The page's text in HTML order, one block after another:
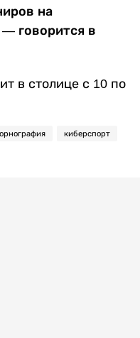
на
говорится в
в столице с 10 по
киберспорт